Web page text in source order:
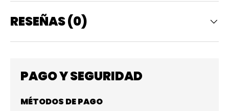
RESEÑAS (0)
PAGO Y SEGURIDAD
MÉTODOS DE PAGO